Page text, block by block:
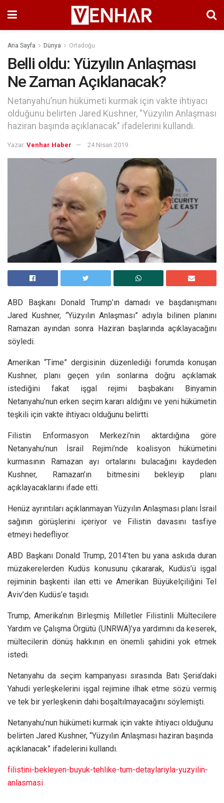
Ana Sayfa Dünya Ortadoğu
Belli oldu: Yüzyılın Anlaşması
Ne Zaman Açıklanacak?
Netanyahu’nun hükümeti kurmak için vakte ihtiyacı
olduğunu belirten Jared Kushner, "Yüzyılın Anlaşması
haziran başında açıklanacak" ifadelerini kullandı.
Yazar: Venhar Haber 24 Nisan 2019
ABD Başkanı Donald Trump’ın damadı ve başdanışmanı
Jared Kushner, “Yüzyılın Anlaşması” adıyla bilinen planını
Ramazan ayından sonra Haziran başlarında açıklayacağını
söyledi.
Amerikan “Time” dergisinin düzenlediği forumda konuşan
Kushner, planı geçen yılın sonlarına doğru açıklamak
istediğini fakat işgal rejimi başbakanı Binyamin
Netanyahu’nun erken seçim kararı aldığını ve yeni hükümetin
teşkili için vakte ihtiyacı olduğunu belirtti.
Filistin Enformasyon Merkezi’nin aktardığına göre
Netanyahu’nun İsrail Rejimi’nde koalisyon hükümetini
kurmasının Ramazan ayı ortalarını bulacağını kaydeden
Kushner, Ramazan’ın bitmesini bekleyip planı
açıklayacaklarını ifade etti.
Henüz ayrıntıları açıklanmayan Yüzyılın Anlaşması planı İsrail
sağının görüşlerini içeriyor ve Filistin davasını tasfiye
etmeyi hedefliyor.
ABD Başkanı Donald Trump, 2014’ten bu yana askıda duran
müzakerelerden Kudüs konusunu çıkararak, Kudüs’ü işgal
rejiminin başkenti ilan etti ve Amerikan Büyükelçiliğini Tel
Aviv’den Kudüs’e taşıdı.
Trump, Amerika’nın Birleşmiş Milletler Filistinli Mültecilere
Yardım ve Çalışma Örgütü (UNRWA)’ya yardımını da keserek,
mültecilerin dönüş hakkının en önemli şahidini yok etmek
istedi.
Netanyahu da seçim kampanyası sırasında Batı Şeria’daki
Yahudi yerleşkelerini işgal rejimine ilhak etme sözü vermiş
ve tek bir yerleşkenin dahi boşaltılmayacağını söylemişti.
Netanyahu’nun hükümeti kurmak için vakte ihtiyacı olduğunu
belirten Jared Kushner, “Yüzyılın Anlaşması haziran başında
açıklanacak” ifadelerini kullandı.
filistini-bekleyen-buyuk-tehlike-tum-detaylariyla-yuzyilin-
anlasmasi